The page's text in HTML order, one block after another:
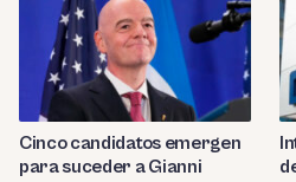
Cinco candidatos emergen
para suceder a Gianni